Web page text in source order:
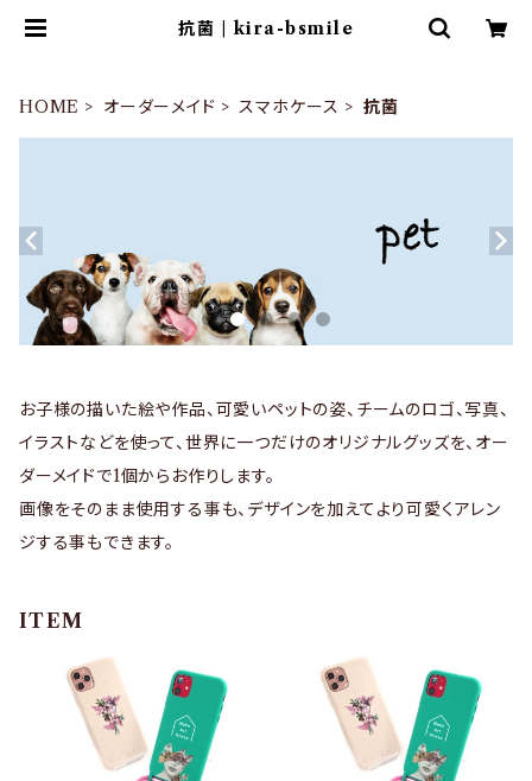
抗菌 | kira-bsmile
HOME オーダーメイド スマホケース 抗菌
お子様の描いた絵や作品、可愛いペットの姿、チームのロゴ、写真、
イラストなどを使って、世界に一つだけのオリジナルグッズを、オー
ダーメイドで1個からお作りします。
画像をそのまま使用する事も、デザインを加えてより可愛くアレン
ジする事もできます。
ITEM